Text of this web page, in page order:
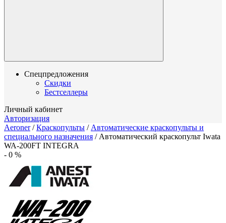
Спецпредложения
Скидки
Бестселлеры
Личный кабинет
Авторизация
Aeroner/Краскопульты / Автоматические краскопульты и
специального назначения / Автоматический краскопульт Iwata
WA-200FT INTEGRA
- 0 %